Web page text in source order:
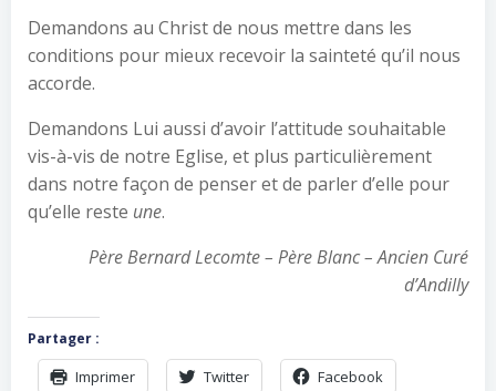
Demandons au Christ de nous mettre dans les
conditions pour mieux recevoir la sainteté qu’il nous
accorde.
Demandons Lui aussi d’avoir l’attitude souhaitable
vis-à-vis de notre Eglise, et plus particulièrement
dans notre façon de penser et de parler d’elle pour
qu’elle reste une.
Père Bernard Lecomte – Père Blanc – Ancien Curé
d’Andilly
Partager :
Imprimer Twitter Facebook